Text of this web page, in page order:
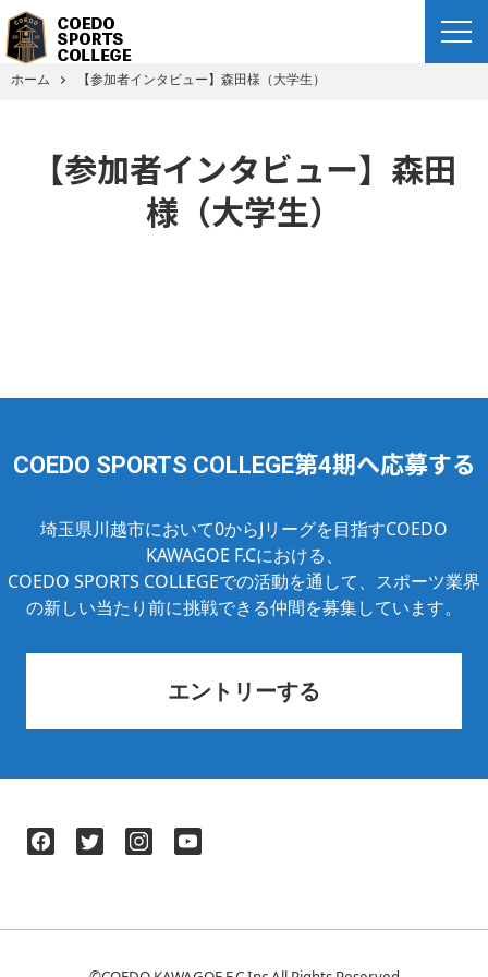
ホーム 【参加者インタビュー】森田様（大学生）
【参加者インタビュー】森田
様（大学生）
COEDO SPORTS COLLEGE第4期へ応募する
埼玉県川越市において0からJリーグを目指すCOEDO
KAWAGOE F.Cにおける、
COEDO SPORTS COLLEGEでの活動を通して、スポーツ業界
の新しい当たり前に挑戦できる仲間を募集しています。
エントリーする